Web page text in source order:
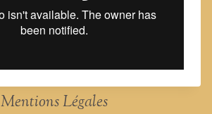
Mentions Légales